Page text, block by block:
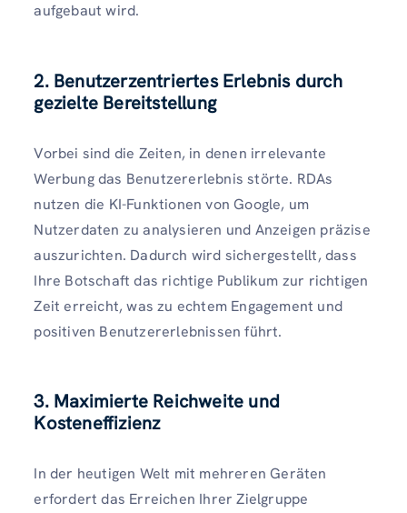
aufgebaut wird.
2. Benutzerzentriertes Erlebnis durch
gezielte Bereitstellung
Vorbei sind die Zeiten, in denen irrelevante
Werbung das Benutzererlebnis störte. RDAs
nutzen die KI-Funktionen von Google, um
Nutzerdaten zu analysieren und Anzeigen präzise
auszurichten. Dadurch wird sichergestellt, dass
Ihre Botschaft das richtige Publikum zur richtigen
Zeit erreicht, was zu echtem Engagement und
positiven Benutzererlebnissen führt.
3. Maximierte Reichweite und
Kosteneffizienz
In der heutigen Welt mit mehreren Geräten
erfordert das Erreichen Ihrer Zielgruppe